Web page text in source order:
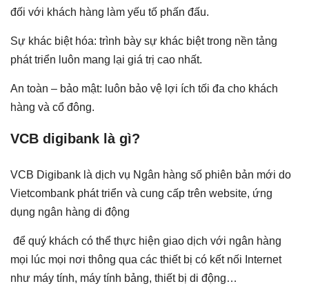
đối với khách hàng làm yếu tố phấn đấu.
Sự khác biệt hóa: trình bày sự khác biệt trong nền tảng
phát triển luôn mang lại giá trị cao nhất.
An toàn – bảo mật: luôn bảo vệ lợi ích tối đa cho khách
hàng và cổ đông.
VCB digibank là gì?
VCB Digibank là dịch vụ Ngân hàng số phiên bản mới do
Vietcombank phát triển và cung cấp trên website, ứng
dụng ngân hàng di động
để quý khách có thể thực hiện giao dịch với ngân hàng
mọi lúc mọi nơi thông qua các thiết bị có kết nối Internet
như máy tính, máy tính bảng, thiết bị di động…